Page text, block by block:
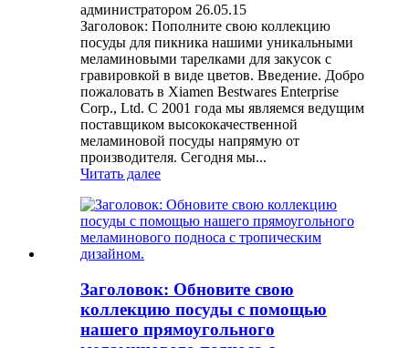
администратором 26.05.15
Заголовок: Пополните свою коллекцию
посуды для пикника нашими уникальными
меламиновыми тарелками для закусок с
гравировкой в ​​виде цветов. Введение. Добро
пожаловать в Xiamen Bestwares Enterprise
Corp., Ltd. С 2001 года мы являемся ведущим
поставщиком высококачественной
меламиновой посуды напрямую от
производителя. Сегодня мы...
Читать далее
Заголовок: Обновите свою
коллекцию посуды с помощью
нашего прямоугольного